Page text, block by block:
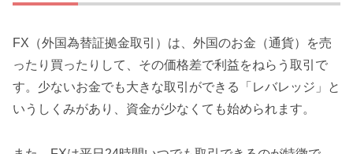
FX（外国為替証拠金取引）は、外国のお金（通貨）を売
ったり買ったりして、その価格差で利益をねらう取引で
す。少ないお金でも大きな取引ができる「レバレッジ」と
いうしくみがあり、資金が少なくても始められます。